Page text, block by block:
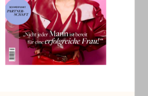
Artikel zu lesen. Als
Du zudem kostenlos an
teilnehmen und erhältst
sowie regelmäßige
Vergünstigungen.